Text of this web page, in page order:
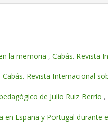
la memoria , Cabás. Revista
Cabás. Revista Internacional
de Julio Ruiz Berrio ,
España y Portugal durante